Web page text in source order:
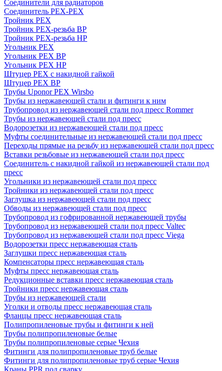
Соединители для радиаторов
Соединитель PEX-PEX
Тройник PEX
Тройник PEX-резьба ВР
Тройник PEX-резьба НР
Угольник PEX
Угольник PEX ВР
Угольник PEX НР
Штуцер PEX c накидной гайкой
Штуцер PEX ВР
Трубы Uponor PEX Wirsbo
Трубы из нержавеющей стали и фитинги к ним
Трубопровод из нержавеющей стали под пресс Rommer
Трубы из нержавеющей стали под пресс
Водорозетки из нержавеющей стали под пресс
Муфты соединительные из нержавеющей стали под пресс
Переходы прямые на резьбу из нержавеющей стали под пресс
Вставки резьбовые из нержавеющей стали под пресс
Соединитель с накидной гайкой из нержавеющей стали под
пресс
Угольники из нержавеющей стали под пресс
Тройники из нержавеющей стали под пресс
Заглушка из нержавеющей стали под пресс
Обводы из нержавеющей стали под пресс
Трубопровод из гофрированной нержавеющей трубы
Трубопровод из нержавеющей стали под пресс Valtec
Трубопровод из нержавеющей стали под пресс Viega
Водорозетки пресс нержавеющая сталь
Заглушки пресс нержавеющая сталь
Компенсаторы пресс нержавеющая сталь
Муфты пресс нержавеющая сталь
Редукционные вставки пресс нержавеющая сталь
Тройники пресс нержавеющая сталь
Трубы из нержавеющей стали
Уголки и отводы пресс нержавеющая сталь
Фланцы пресс нержавеющая сталь
Полипропиленовые трубы и фитинги к ней
Трубы полипропиленовые белые
Трубы полипропиленовые серые Чехия
Фитинги для полипропиленовые труб белые
Фитинги для полипропиленовые труб серые Чехия
Краны PPR под сварку